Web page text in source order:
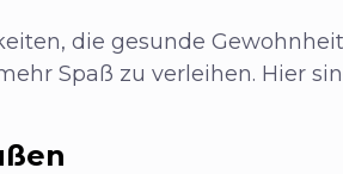
die gesunde
Spaß zu verleihen. Hier